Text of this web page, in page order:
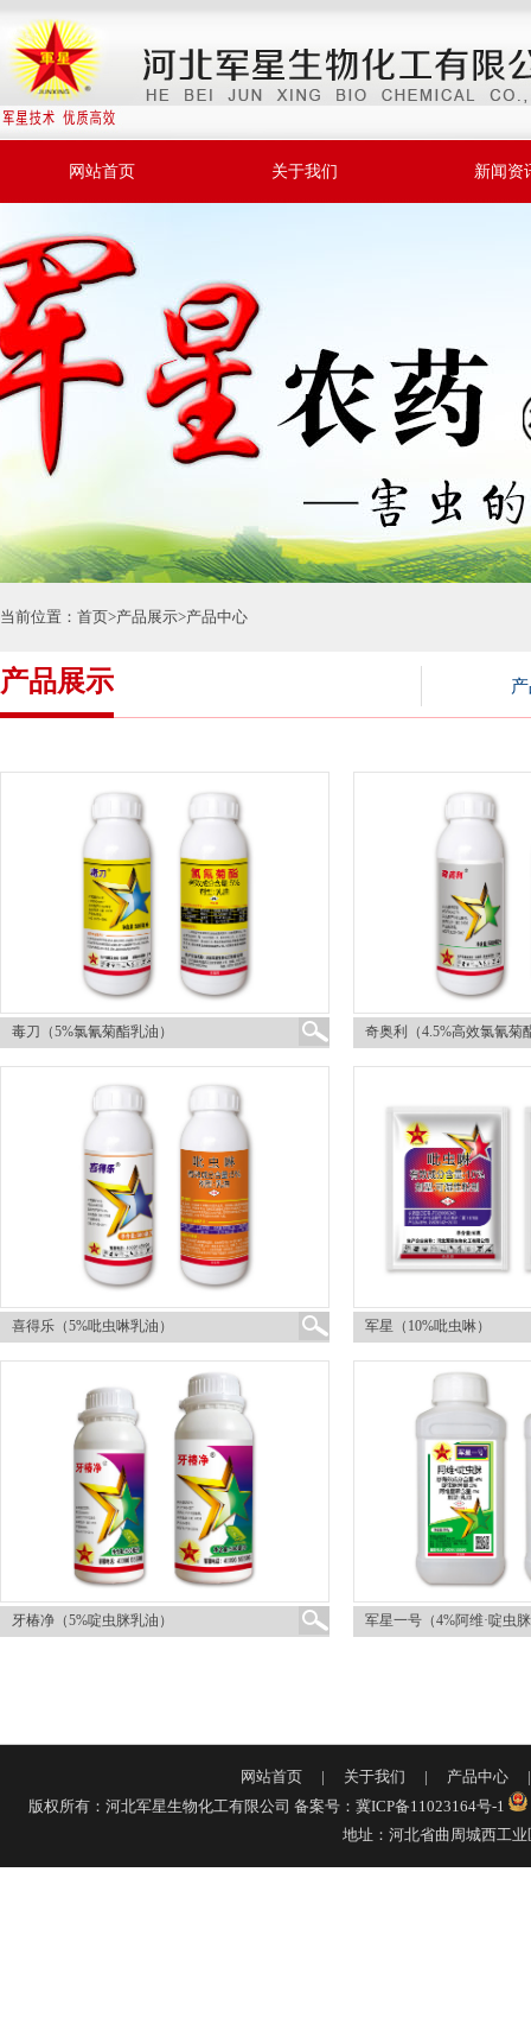
网站首页 关于我们 新闻资
当前位置： 首页>产品展示>产品中心
产品展示
毒刀（5%氯氰菊酯乳油） 奇奥利（4.5%高效氯氰菊
喜得乐（5%吡虫啉乳油） 军星（10%吡虫啉）
牙椿净（5%啶虫脒乳油） 军星一号（4%阿维·啶虫
网站首页 | 关于我们 | 产品中心
版权所有：河北军星生物化工有限公司 备案号：冀ICP备11023164号-1
地址：河北省曲周城西工